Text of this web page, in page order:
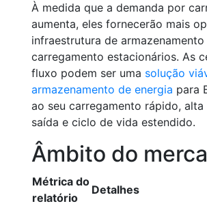
À medida que a demanda por
aumenta, eles fornecerão mais
infraestrutura de armazenamento
carregamento estacionários. As
fluxo podem ser uma solução
armazenamento de energia para
ao seu carregamento rápido,
saída e ciclo de vida estendido.
Âmbito do
Métrica do
relatório
Detalhes